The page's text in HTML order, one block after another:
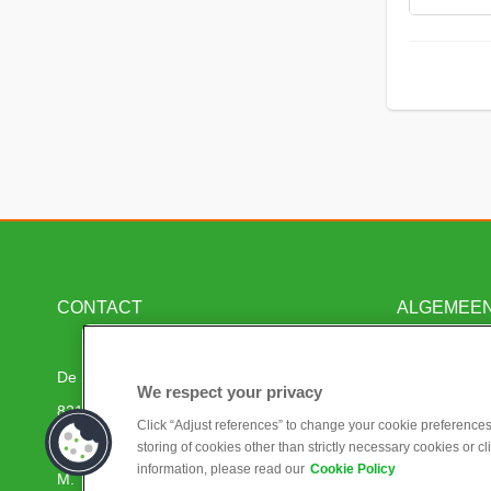
CONTACT
De Serpeling 120
8219 PZ Lelystad, Nederland
T. +31 (0)320 22 55 55
M.info.materieel@bam.com
ALGEMEEN
Algemene
We respect your privacy
Click “Adjust references” to change your cookie
storing of cookies other than strictly necessary cookies or
information, please read our Cookie Policy